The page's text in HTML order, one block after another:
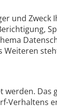
und Zweck
Weiteren
werden. Das
Verhaltens